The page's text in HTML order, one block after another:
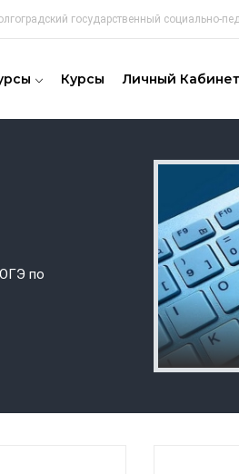
государственный социально-
Курсы Личный Кабинет
по